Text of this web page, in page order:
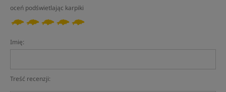
oceń podświetlając karpiki
Imię:
Treść recenzji: